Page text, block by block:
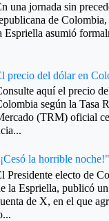
una jornada sin
de
Espriella asumió
precio del dólar en
aquí el precio
según la Tasa
(TRM) oficial
la horrible
Presidente electo de
la Espriella, publicó un
de X, en el que